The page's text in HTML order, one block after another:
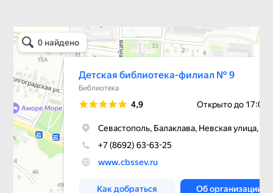
Детская библиотека-филиал № 9
Библиотека в Севастополе